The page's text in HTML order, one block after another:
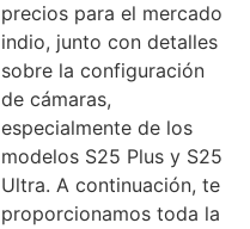
precios para el mercado
indio, junto con detalles
sobre la configuración
de cámaras,
especialmente de los
modelos S25 Plus y S25
Ultra. A continuación, te
proporcionamos toda la